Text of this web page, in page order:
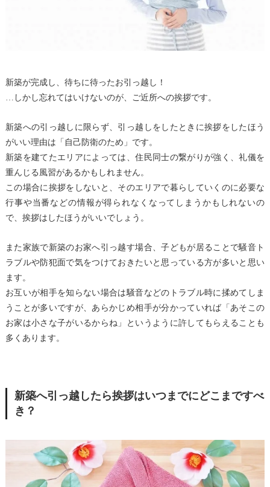
新築が完成し、待ちに待ったお引っ越し！
…しかし忘れてはいけないのが、ご近所への挨拶です。
新築への引っ越しに限らず、引っ越しをしたときに挨拶をしたほう
がいい理由は「自己防衛のため」です。
新築を建てたエリアによっては、住民同士の繋がりが強く、礼儀を
重んじる風習があるかもしれません。
この場合に挨拶をしないと、そのエリアで暮らしていくのに必要な
行事や当番などの情報が得られなくなってしまうかもしれないの
で、挨拶はしたほうがいいでしょう。
また家族で新築のお家へ引っ越す場合、子どもが居ることで騒音ト
ラブルや防犯面で気をつけておきたいと思っている方が多いと思い
ます。
お互いが相手を知らない場合は騒音などのトラブル時に揉めてしま
うことが多いですが、あらかじめ相手が分かっていれば「あそこの
お家は小さな子がいるからね」というように許してもらえることも
多くあります。
新築へ引っ越したら挨拶はいつまでにどこまですべ
き？